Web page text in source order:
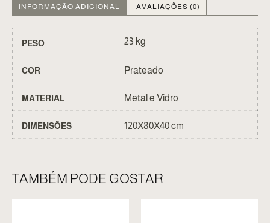
INFORMAÇÃO ADICIONAL AVALIAÇÕES (0)
PESO 23 kg
COR Prateado
MATERIAL Metal e Vidro
DIMENSÕES 120X80X40 cm
TAMBÉM PODE GOSTAR